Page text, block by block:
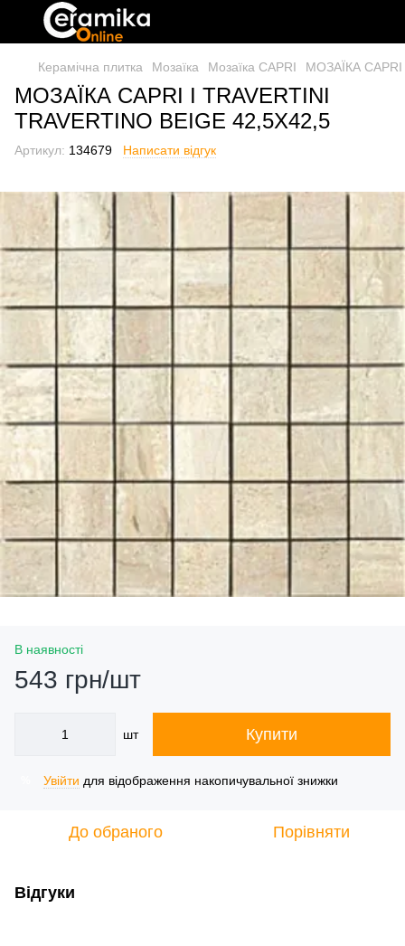
Керамічна плитка Мозаїка Мозаїка CAPRI МОЗАЇКА CAPRI
МОЗАЇКА CAPRI I TRAVERTINI
TRAVERTINO BEIGE 42,5Х42,5
Артикул: 134679 Написати відгук
В наявності
543 грн/шт
шт Купити
Увійти для відображення накопичувальної знижки
До обраного Порівняти
Відгуки